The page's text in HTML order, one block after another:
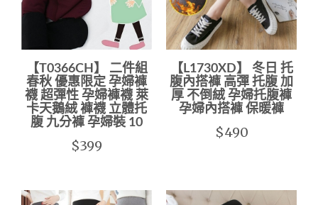
【T0366CH】 二件組
春秋 優惠限定 孕婦褲
襪 超彈性 孕婦褲襪 萊
卡天鵝絨 褲襪 立體托
腹 九分褲 孕婦裝 10
$399
【L1730XD】 冬日 托
腹內搭褲 高彈 托腹 加
厚 不倒絨 孕婦托腹褲
孕婦內搭褲 保暖褲
$490